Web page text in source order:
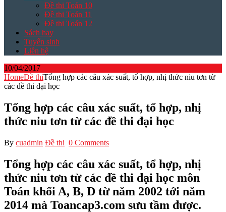
Đề thi Toán 10
Đề thi Toán 11
Đề thi Toán 12
Sách hay
Tuyển sinh
Liên hệ
10/04/2017
HomeĐề thiTổng hợp các câu xác suất, tổ hợp, nhị thức niu tơn từ
các đề thi đại học
Tổng hợp các câu xác suất, tổ hợp, nhị
thức niu tơn từ các đề thi đại học
By cuadmin Đề thi 0 Comments
Tổng hợp các câu xác suất, tổ hợp, nhị
thức niu tơn từ các đề thi đại học môn
Toán khối A, B, D từ năm 2002 tới năm
2014 mà Toancap3.com sưu tầm được.